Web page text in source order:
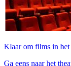
Klaar om films in het
Ga eens naar het